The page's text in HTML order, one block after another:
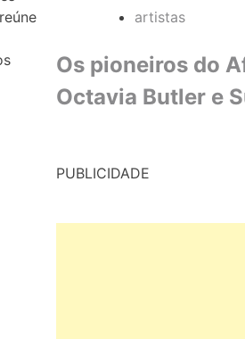
artistas
Os pioneiros do
Octavia Butler e
PUBLICIDADE